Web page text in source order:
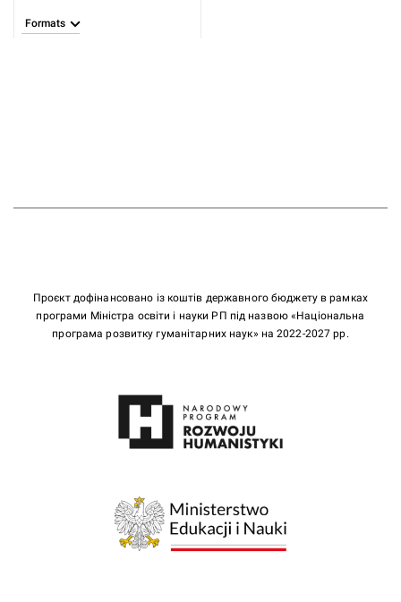
Formats
Проєкт дофінансовано із коштів державного бюджету в рамках
програми Міністра освіти і науки РП під назвою «Національна
програма розвитку гуманітарних наук» на 2022-2027 рр.